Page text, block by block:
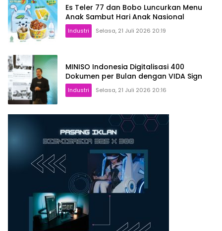
Es Teler 77 dan Bobo Luncurkan Menu
Anak Sambut Hari Anak Nasional
Industri Selasa, 21 Juli 2026 20:19
MINISO Indonesia Digitalisasi 400
Dokumen per Bulan dengan VIDA Sign
Industri Selasa, 21 Juli 2026 20:16